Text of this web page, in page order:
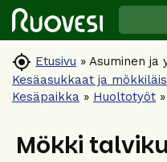
 Etusivu » Asuminen ja
Kesäasukkaat ja
Kesäpaikka » Huoltotyöt »
Mökki